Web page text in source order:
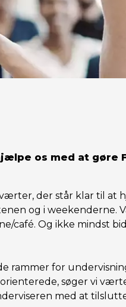
os med at gøre
der står klar til at
og i weekenderne.
café. Og ikke mindst
rammer for
søger vi
med at